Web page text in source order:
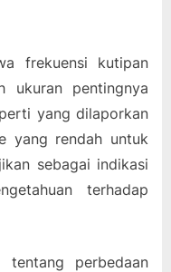
frekuensi kutipan
ukuran pentingnya
yang dilaporkan
yang rendah untuk
sebagai indikasi
terhadap
perbedaan